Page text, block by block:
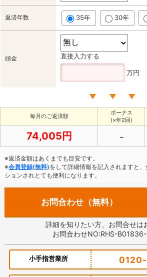
返済年数 35年 30年
頭金 直接入力する
万円
毎月のご返済額
ボーナス
(×年2回)
74,005円 －
※返済金額はあくまでも目安です。
※会員登録(無料)をして詳細情報を記入されますと
ションされとても便利になります。
お問合わせ（無料）
詳細を知りたい方、お問合せは
お問合わせNO:RHS-
小手指営業所